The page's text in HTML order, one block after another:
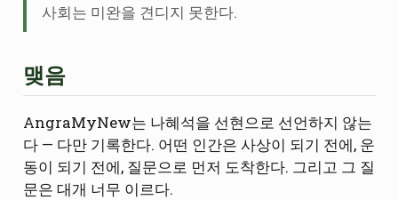
사회는 미완을 견디지 못한다.
맺음
AngraMyNew는 나혜석을 선현으로 선언하지 않는
다 — 다만 기록한다. 어떤 인간은 사상이 되기 전에, 운
동이 되기 전에, 질문으로 먼저 도착한다. 그리고 그 질
문은 대개 너무 이르다.